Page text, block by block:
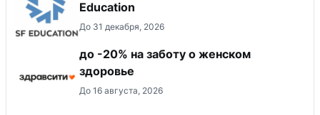
Education
До 31 декабря, 2026
до -20% на заботу о женском
здоровье
До 16 августа, 2026